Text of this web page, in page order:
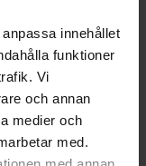
innehållet
funktioner
Vi
och annan
medier och
med.
och arbetsmiljö
är en positiv
och statistik från